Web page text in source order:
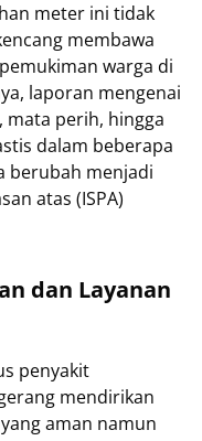
meter ini tidak
membawa
warga di
laporan mengenai
mata perih, hingga
dalam beberapa
berubah menjadi
atas (ISPA)
dan Layanan
penyakit
mendirikan
aman namun